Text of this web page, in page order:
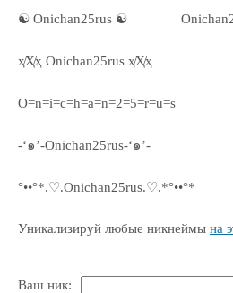
☯ Onichan25rus ☯
ҳ̸Ҳ̸ҳ Onichan25rus ҳ̸Ҳ̸ҳ
O=n=i=c=h=a=n=2=5=r=u=s
-‘๑’-Onichan25rus-‘๑’-
°••°*.♡.Onichan25rus.♡.*°••°*
Уникализируй любые никнеймы на
Ваш ник: